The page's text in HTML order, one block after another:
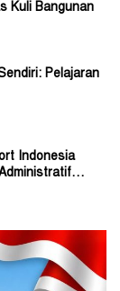
Kuli Bangunan
Pelajaran
Indonesia